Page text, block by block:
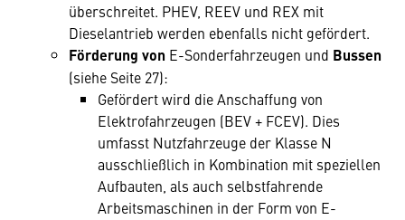
überschreitet. PHEV, REEV und REX mit
Dieselantrieb werden ebenfalls nicht gefördert.
Förderung von E-Sonderfahrzeugen und Bussen
(siehe Seite 27):
Gefördert wird die Anschaffung von
Elektrofahrzeugen (BEV + FCEV). Dies
umfasst Nutzfahrzeuge der Klasse N
ausschließlich in Kombination mit speziellen
Aufbauten, als auch selbstfahrende
Arbeitsmaschinen in der Form von E-